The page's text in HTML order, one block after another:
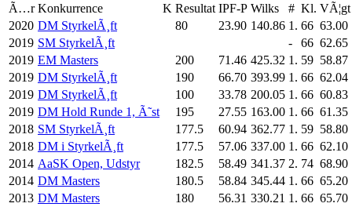
Ã…r Konkurrence K Resultat IPF-P Wilks # Kl. VÃ¦gt
2020 DM StyrkelÃ¸ft 80 23.90 140.86 1. 66 63.00
2019 SM StyrkelÃ¸ft - 66 62.65
2019 EM Masters 200 71.46 425.32 1. 59 58.87
2019 DM StyrkelÃ¸ft 190 66.70 393.99 1. 66 62.04
2019 DM StyrkelÃ¸ft 100 33.78 200.05 1. 66 60.83
2019 DM Hold Runde 1, Ã˜st 195 27.55 163.00 1. 66 61.35
2018 SM StyrkelÃ¸ft 177.5 60.94 362.77 1. 59 58.80
2018 DM i StyrkelÃ¸ft 177.5 57.06 337.00 1. 66 62.10
2014 AaSK Open, Udstyr 182.5 58.49 341.37 2. 74 68.90
2014 DM Masters 180.5 58.84 345.44 1. 66 65.20
2013 DM Masters 180 56.31 330.21 1. 66 65.70